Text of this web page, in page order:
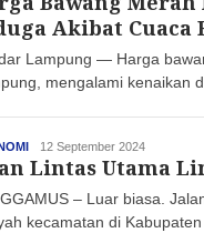
Akibat Cuaca
Lampung — Harga
mengalami kenaikan
haluan
12 September 2024
Lintas Utama
– Luar biasa.
kecamatan di